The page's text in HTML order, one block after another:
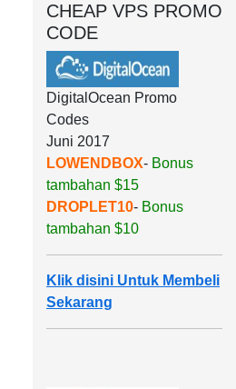
CHEAP VPS PROMO
CODE
DigitalOcean Promo
Codes
Juni 2017
LOWENDBOX- Bonus
tambahan $15
DROPLET10- Bonus
tambahan $10
Klik disini Untuk Membeli
Sekarang